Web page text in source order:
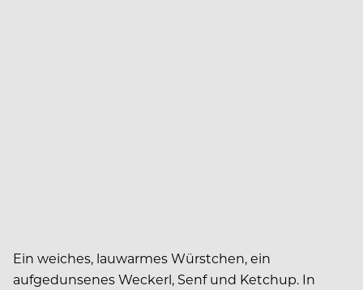
Ein weiches, lauwarmes Würstchen, ein
aufgedunsenes Weckerl, Senf und Ketchup. In